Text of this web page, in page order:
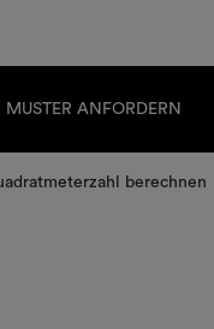
MUSTER ANFORDERN
berechnen